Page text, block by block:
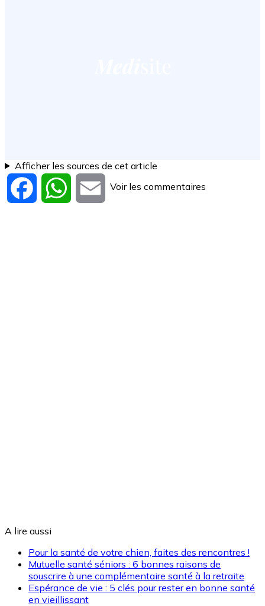
Afficher les sources de cet article
Facebook WhatsApp
Email
Voir les commentaires
A lire aussi
Pour la santé de votre chien, faites des rencontres !
Mutuelle santé séniors : 6 bonnes raisons de
souscrire à une complémentaire santé à la retraite
Espérance de vie : 5 clés pour rester en bonne santé
en vieillissant